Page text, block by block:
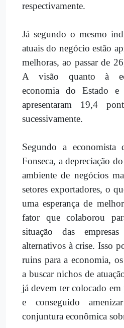
respectivamente.
Já segundo o mesmo
atuais do negócio estão
melhoras, ao passar de
A visão quanto à
economia do Estado
apresentaram 19,4
sucessivamente.
Segundo a economista
Fonseca, a depreciação
ambiente de negócios
setores exportadores, o
uma esperança de
fator que colaborou
situação das
alternativos à crise. Isso
ruins para a economia,
a buscar nichos de
já devem ter colocado
e conseguido
conjuntura econômica